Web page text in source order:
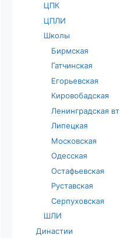
ЦПК
ЦПЛИ
Школы
Бирмская
Гатчинская
Егорьевская
Кировобадская
Ленинградская вт
Липецкая
Московская
Одесская
Остафьевская
Руставская
Серпуховская
ШЛИ
Династии